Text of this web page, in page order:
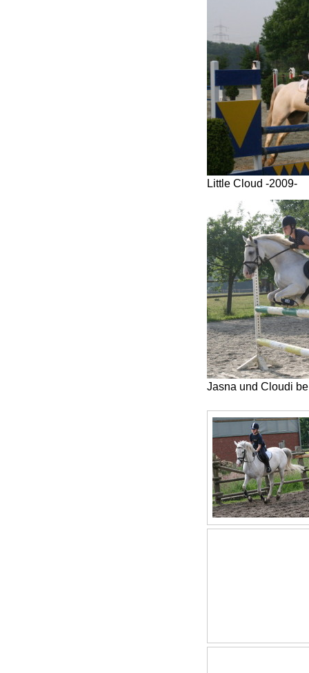
Little Cloud -2009-
Jasna und Cloudi